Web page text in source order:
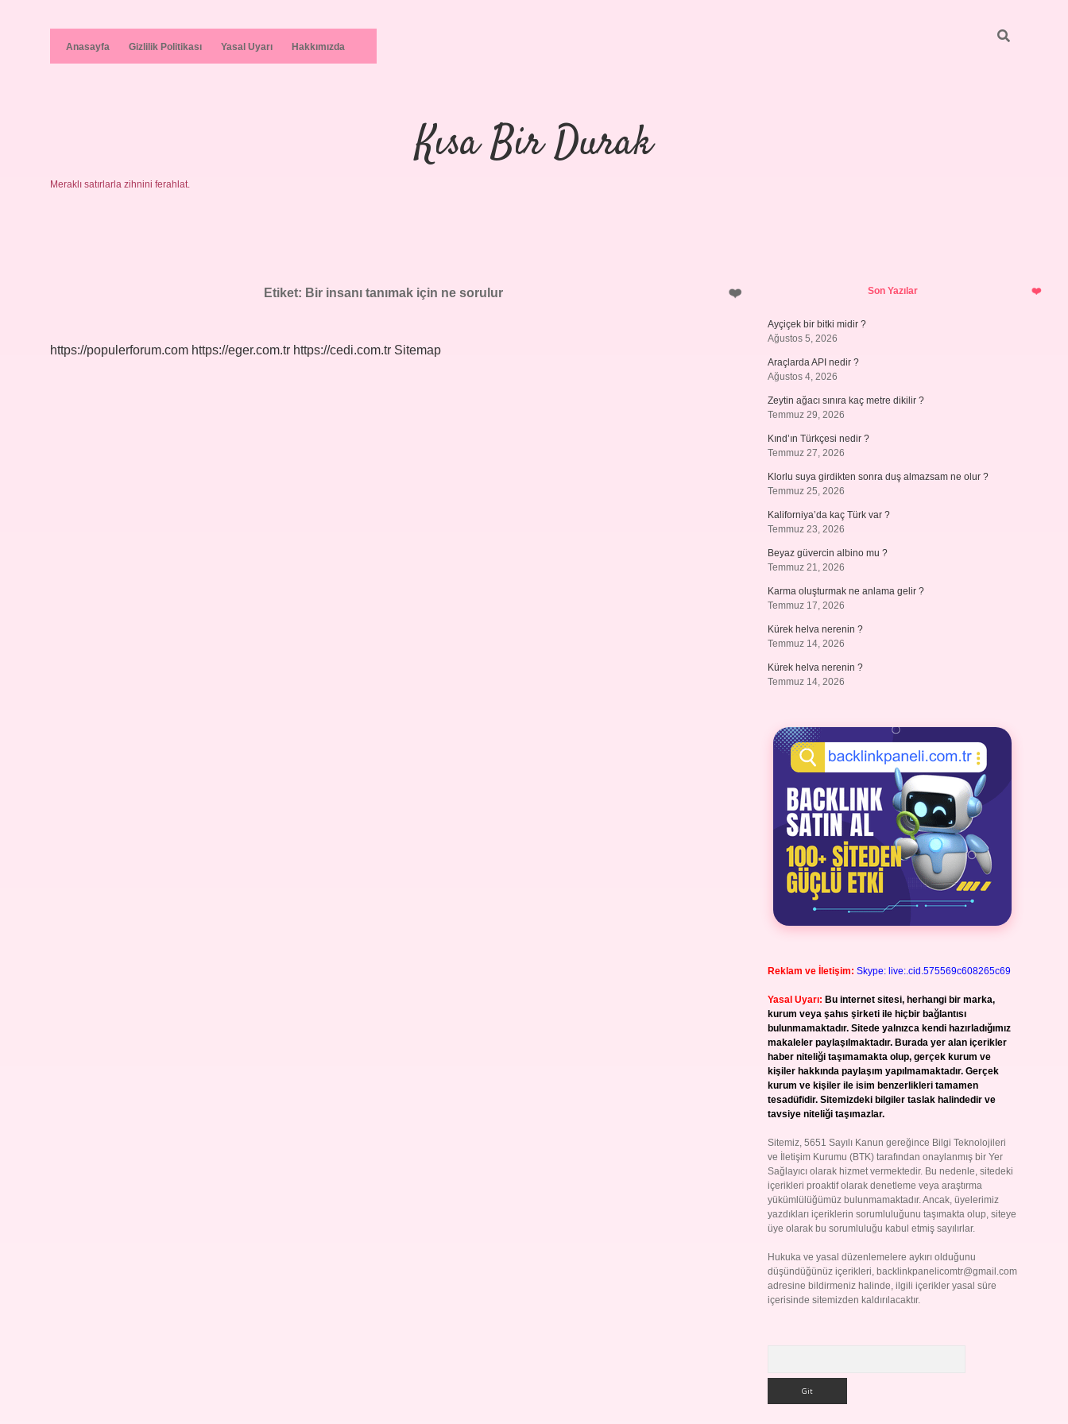
Anasayfa Gizlilik Politikası Yasal Uyarı Hakkımızda
Kısa Bir Durak
Meraklı satırlarla zihnini ferahlat.
Etiket: Bir insanı tanımak için ne sorulur
https://populerforum.com https://eger.com.tr https://cedi.com.tr Sitemap
SidebarSon Yazılar
Ayçiçek bir bitki midir ?
Ağustos 5, 2026
Araçlarda API nedir ?
Ağustos 4, 2026
Zeytin ağacı sınıra kaç metre dikilir ?
Temmuz 29, 2026
Kınd’ın Türkçesi nedir ?
Temmuz 27, 2026
Klorlu suya girdikten sonra duş almazsam ne olur ?
Temmuz 25, 2026
Kaliforniya’da kaç Türk var ?
Temmuz 23, 2026
Beyaz güvercin albino mu ?
Temmuz 21, 2026
Karma oluşturmak ne anlama gelir ?
Temmuz 17, 2026
Kürek helva nerenin ?
Temmuz 14, 2026
Kürek helva nerenin ?
Temmuz 14, 2026
Reklam ve İletişim: Skype: live:.cid.575569c608265c69
Yasal Uyarı: Bu internet sitesi, herhangi bir marka,
kurum veya şahıs şirketi ile hiçbir bağlantısı
bulunmamaktadır. Sitede yalnızca kendi hazırladığımız
makaleler paylaşılmaktadır. Burada yer alan içerikler
haber niteliği taşımamakta olup, gerçek kurum ve
kişiler hakkında paylaşım yapılmamaktadır. Gerçek
kurum ve kişiler ile isim benzerlikleri tamamen
tesadüfidir. Sitemizdeki bilgiler taslak halindedir ve
tavsiye niteliği taşımazlar.
Sitemiz, 5651 Sayılı Kanun gereğince Bilgi Teknolojileri
ve İletişim Kurumu (BTK) tarafından onaylanmış bir Yer
Sağlayıcı olarak hizmet vermektedir. Bu nedenle, sitedeki
içerikleri proaktif olarak denetleme veya araştırma
yükümlülüğümüz bulunmamaktadır. Ancak, üyelerimiz
yazdıkları içeriklerin sorumluluğunu taşımakta olup, siteye
üye olarak bu sorumluluğu kabul etmiş sayılırlar.
Hukuka ve yasal düzenlemelere aykırı olduğunu
düşündüğünüz içerikleri, backlinkpanelicomtr@gmail.com
adresine bildirmeniz halinde, ilgili içerikler yasal süre
içerisinde sitemizden kaldırılacaktır.